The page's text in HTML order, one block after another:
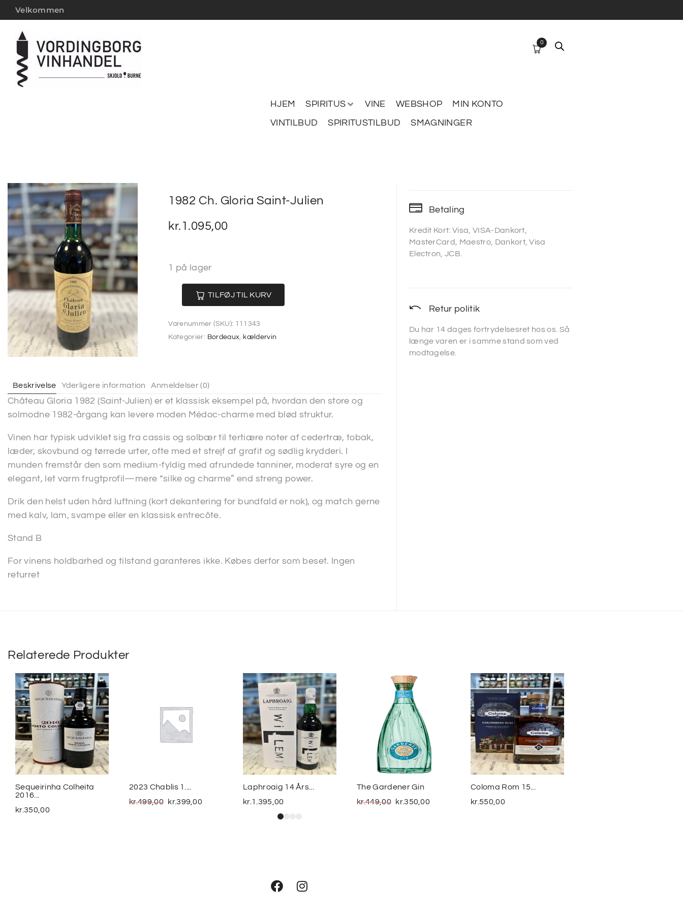
Velkommen
HJEM SPIRITUS VINE WEBSHOP
MIN KONTO
VINTILBUD
SPIRITUSTILBUD SMAGNINGER
0
1982 Ch. Gloria Saint-Julien
kr. 1.095,00
1 på lager
TILFØJ TIL KURV
Varenummer (SKU): 111343
Kategorier: Bordeaux, kældervin
Beskrivelse Yderligere information Anmeldelser (0)
Château Gloria 1982 (Saint-Julien) er et klassisk eksempel på, hvordan den store og
solmodne 1982-årgang kan levere moden Médoc-charme med blød struktur.
Vinen har typisk udviklet sig fra cassis og solbær til tertiære noter af cedertræ, tobak,
læder, skovbund og tørrede urter, ofte med et strejf af grafit og sødlig krydderi. I
munden fremstår den som medium-fyldig med afrundede tanniner, moderat syre og en
elegant, let varm frugtprofil—mere “silke og charme” end streng power.
Drik den helst uden hård luftning (kort dekantering for bundfald er nok), og match gerne
med kalv, lam, svampe eller en klassisk entrecôte.
Stand B
For vinens holdbarhed og tilstand garanteres ikke. Købes derfor som beset. Ingen
returret
Betaling
Kredit Kort: Visa, VISA-Dankort,
MasterCard, Maestro, Dankort, Visa
Electron, JCB.
Retur politik
Du har 14 dages fortrydelsesret hos os. Så
længe varen er i samme stand som ved
modtagelse.
Relaterede Produkter
Sequeirinha Colheita
2016...
kr.350,00
2023 Chablis 1....
kr.499,00 kr.399,00
Laphroaig 14 Års...
kr. 1.395,00
The Gardener Gin
kr.449,00 kr.350,00
Coloma Rom 15...
kr.550,00